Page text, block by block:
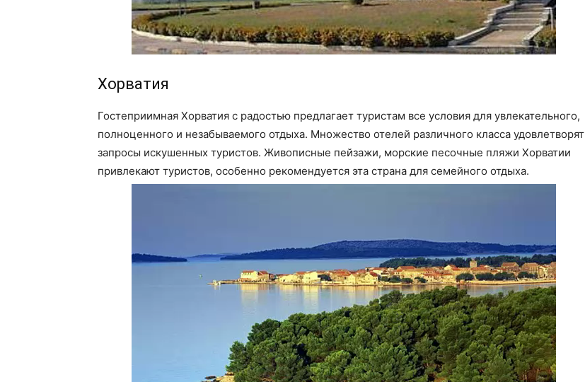
Хорватия
Гостеприимная Хорватия с радостью предлагает туристам все условия для увлекательного,
полноценного и незабываемого отдыха. Множество отелей различного класса удовлетворят
запросы искушенных туристов. Живописные пейзажи, морские песочные пляжи Хорватии
привлекают туристов, особенно рекомендуется эта страна для семейного отдыха.